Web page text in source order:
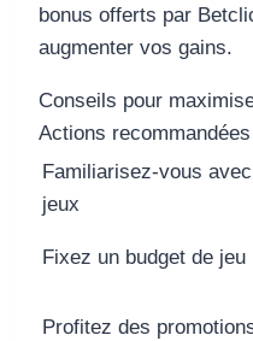
bonus offerts par
augmenter vos gains.
Conseils pour
Actions recommandées
Familiarisez-vous
jeux
Fixez un budget de jeu
Profitez des